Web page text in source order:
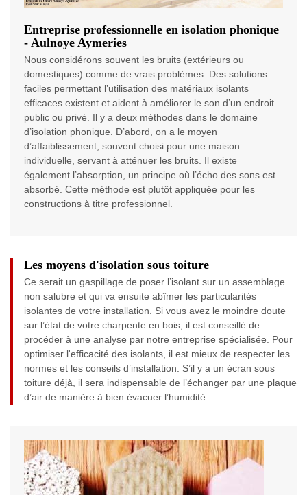
Entreprise professionnelle en isolation phonique
- Aulnoye Aymeries
Nous considérons souvent les bruits (extérieurs ou
domestiques) comme de vrais problèmes. Des solutions
faciles permettant l’utilisation des matériaux isolants
efficaces existent et aident à améliorer le son d’un endroit
public ou privé. Il y a deux méthodes dans le domaine
d’isolation phonique. D’abord, on a le moyen
d’affaiblissement, souvent choisi pour une maison
individuelle, servant à atténuer les bruits. Il existe
également l’absorption, un principe où l’écho des sons est
absorbé. Cette méthode est plutôt appliquée pour les
constructions à titre professionnel.
Les moyens d'isolation sous toiture
Ce serait un gaspillage de poser l’isolant sur un assemblage
non salubre et qui va ensuite abîmer les particularités
isolantes de votre installation. Si vous avez le moindre doute
sur l’état de votre charpente en bois, il est conseillé de
procéder à une analyse par notre entreprise spécialisée. Pour
optimiser l'efficacité des isolants, il est mieux de respecter les
normes et les conseils d’installation. S’il y a un écran sous
toiture déjà, il sera indispensable de l’échanger par une plaque
d’air de manière à bien évacuer l’humidité.